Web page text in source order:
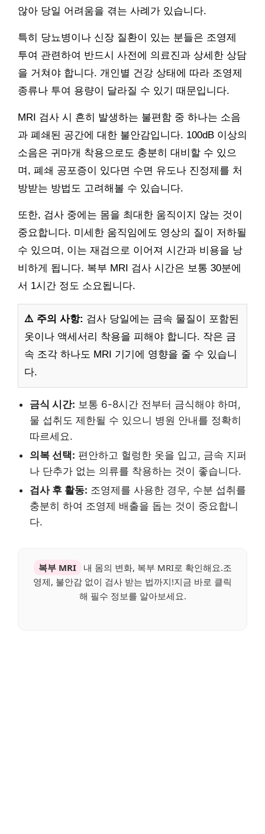
않아 당일 어려움을 겪는 사례가 있습니다.
특히 당뇨병이나 신장 질환이 있는 분들은 조영제
투여 관련하여 반드시 사전에 의료진과 상세한 상담
을 거쳐야 합니다. 개인별 건강 상태에 따라 조영제
종류나 투여 용량이 달라질 수 있기 때문입니다.
MRI 검사 시 흔히 발생하는 불편함 중 하나는 소음
과 폐쇄된 공간에 대한 불안감입니다. 100dB 이상의
소음은 귀마개 착용으로도 충분히 대비할 수 있으
며, 폐쇄 공포증이 있다면 수면 유도나 진정제를 처
방받는 방법도 고려해볼 수 있습니다.
또한, 검사 중에는 몸을 최대한 움직이지 않는 것이
중요합니다. 미세한 움직임에도 영상의 질이 저하될
수 있으며, 이는 재검으로 이어져 시간과 비용을 낭
비하게 됩니다. 복부 MRI 검사 시간은 보통 30분에
서 1시간 정도 소요됩니다.
⚠️ 주의 사항: 검사 당일에는 금속 물질이 포함된
옷이나 액세서리 착용을 피해야 합니다. 작은 금
속 조각 하나도 MRI 기기에 영향을 줄 수 있습니
다.
금식 시간: 보통 6-8시간 전부터 금식해야 하며,
물 섭취도 제한될 수 있으니 병원 안내를 정확히
따르세요.
의복 선택: 편안하고 헐렁한 옷을 입고, 금속 지퍼
나 단추가 없는 의류를 착용하는 것이 좋습니다.
검사 후 활동: 조영제를 사용한 경우, 수분 섭취를
충분히 하여 조영제 배출을 돕는 것이 중요합니
다.
복부 MRI
내 몸의 변화, 복부 MRI로 확인해요.조
영제, 불안감 없이 검사 받는 법까지!지금 바로 클릭
해 필수 정보를 알아보세요.